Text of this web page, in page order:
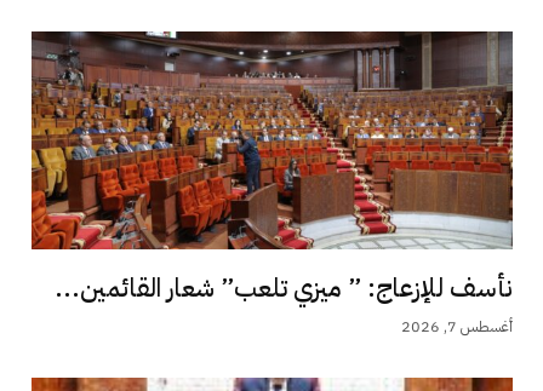
نأسف للإزعاج: ” ميزي تلعب” شعار القائمين...
أغسطس 7, 2026